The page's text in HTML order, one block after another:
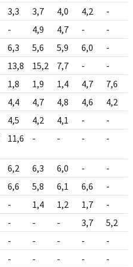
3,3 3,7 4,0 4,2 -
- 4,9 4,7 - -
6,3 5,6 5,9 6,0 -
13,8 15,2 7,7 - -
1,8 1,9 1,4 4,7 7,6
4,4 4,7 4,8 4,6 4,2
4,5 4,2 4,1 - -
11,6 - - - -
6,2 6,3 6,0 - -
6,6 5,8 6,1 6,6 -
- 1,4 1,2 1,7 -
- - - 3,7 5,2
- - - - -
- - - - -